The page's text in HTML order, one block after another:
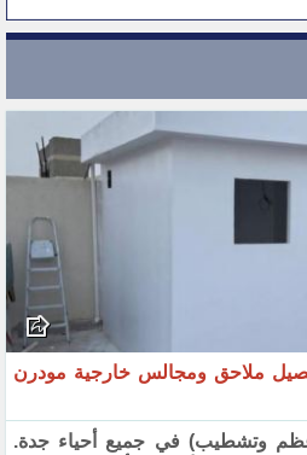
ملاحق ومجالس خارجية مودرن
(عظم وتشطيب) في جميع أحياء جدة.